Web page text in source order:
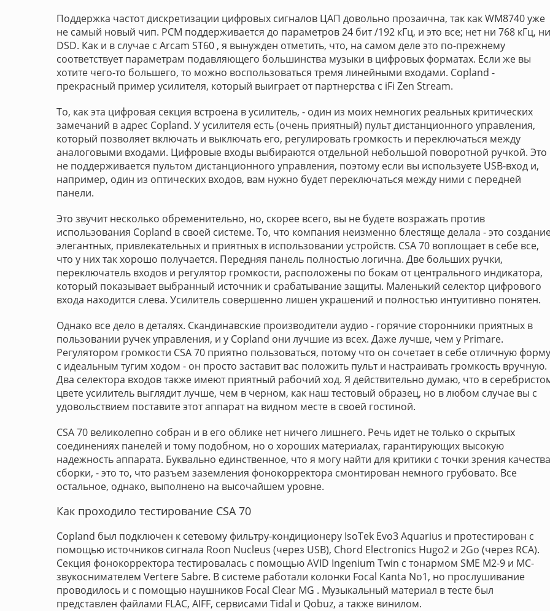
Поддержка частот дискретизации цифровых сигналов ЦАП довольно прозаична, так как WM8740 уже
не самый новый чип. PCM поддерживается до параметров 24 бит /192 кГц, и это все; нет ни 768 кГц, ни
DSD. Как и в случае с Arcam ST60 , я вынужден отметить, что, на самом деле это по-прежнему
соответствует параметрам подавляющего большинства музыки в цифровых форматах. Если же вы
хотите чего-то большего, то можно воспользоваться тремя линейными входами. Copland -
прекрасный пример усилителя, который выиграет от партнерства с iFi Zen Stream.
То, как эта цифровая секция встроена в усилитель, - один из моих немногих реальных критических
замечаний в адрес Copland. У усилителя есть (очень приятный) пульт дистанционного управления,
который позволяет включать и выключать его, регулировать громкость и переключаться между
аналоговыми входами. Цифровые входы выбираются отдельной небольшой поворотной ручкой. Это
не поддерживается пультом дистанционного управления, поэтому если вы используете USB-вход и,
например, один из оптических входов, вам нужно будет переключаться между ними с передней
панели.
Это звучит несколько обременительно, но, скорее всего, вы не будете возражать против
использования Copland в своей системе. То, что компания неизменно блестяще делала - это
элегантных, привлекательных и приятных в использовании устройств. CSA 70 воплощает в себе все,
что у них так хорошо получается. Передняя панель полностью логична. Две больших ручки,
переключатель входов и регулятор громкости, расположены по бокам от центрального индикатора,
который показывает выбранный источник и срабатывание защиты. Маленький селектор цифрового
входа находится слева. Усилитель совершенно лишен украшений и полностью интуитивно понятен.
Однако все дело в деталях. Скандинавские производители аудио - горячие сторонники приятных в
пользовании ручек управления, и у Copland они лучшие из всех. Даже лучше, чем у Primare.
Регулятором громкости CSA 70 приятно пользоваться, потому что он сочетает в себе отличную форму
с идеальным тугим ходом - он просто заставит вас положить пульт и настраивать громкость вручную.
Два селектора входов также имеют приятный рабочий ход. Я действительно думаю, что в
цвете усилитель выглядит лучше, чем в черном, как наш тестовый образец, но в любом случае вы с
удовольствием поставите этот аппарат на видном месте в своей гостиной.
CSA 70 великолепно собран и в его облике нет ничего лишнего. Речь идет не только о скрытых
соединениях панелей и тому подобном, но о хороших материалах, гарантирующих высокую
надежность аппарата. Буквально единственное, что я могу найти для критики с точки зрения качества
сборки, - это то, что разъем заземления фонокорректора смонтирован немного грубовато. Все
остальное, однако, выполнено на высочайшем уровне.
Как проходило тестирование CSA 70
Copland был подключен к сетевому фильтру-кондиционеру IsoTek Evo3 Aquarius и протестирован с
помощью источников сигнала Roon Nucleus (через USB), Chord Electronics Hugo2 и 2Go (через RCA).
Секция фонокорректора тестировалась с помощью AVID Ingenium Twin с тонармом SME M2-9 и MC-
звукоснимателем Vertere Sabre. В системе работали колонки Focal Kanta No1, но прослушивание
проводилось и с помощью наушников Focal Clear MG . Музыкальный материал в тесте был
представлен файлами FLAC, AIFF, сервисами Tidal и Qobuz, а также винилом.